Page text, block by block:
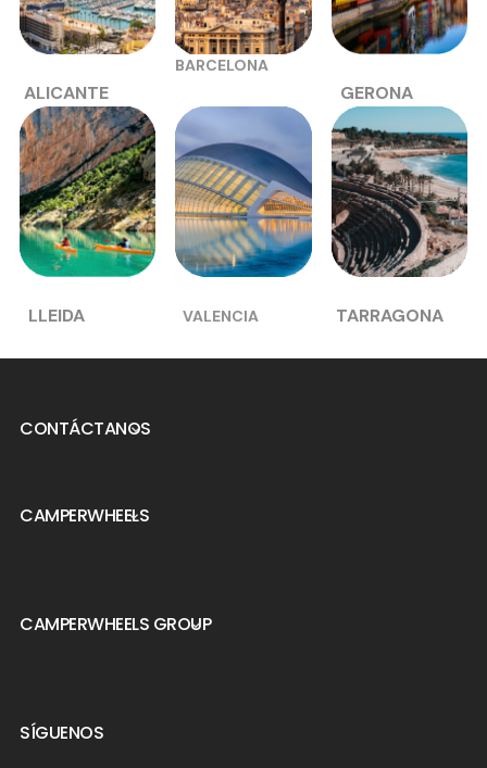
ALICANTE
BARCELONA
GERONA
LLEIDA VALENCIA TARRAGONA
CONTÁCTANOS

CAMPERWHEELS

CAMPERWHEELS GROUP

SÍGUENOS